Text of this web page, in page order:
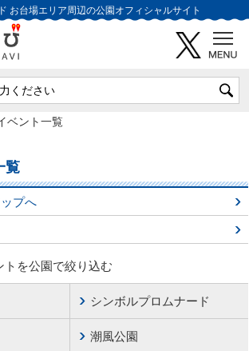
お台場エリア周辺の公園オフィシャルサイト
ベント一覧
覧
プへ
トを公園で絞り込む
シンボルプロムナード
潮風公園